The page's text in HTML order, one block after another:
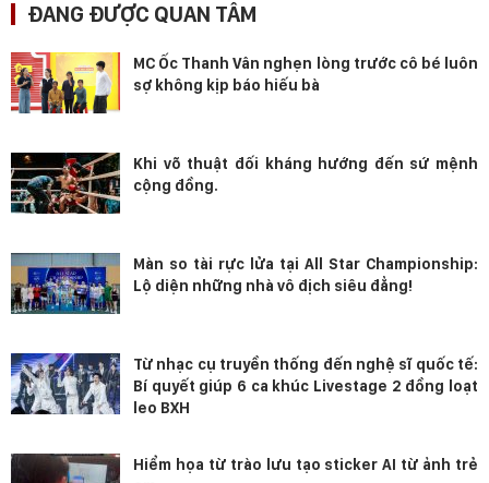
ĐANG ĐƯỢC QUAN TÂM
MC Ốc Thanh Vân nghẹn lòng trước cô bé luôn
sợ không kịp báo hiếu bà
Khi võ thuật đối kháng hướng đến sứ mệnh
cộng đồng.
Màn so tài rực lửa tại All Star Championship:
Lộ diện những nhà vô địch siêu đẳng!
Từ nhạc cụ truyền thống đến nghệ sĩ quốc tế:
Bí quyết giúp 6 ca khúc Livestage 2 đồng loạt
leo BXH
Hiểm họa từ trào lưu tạo sticker AI từ ảnh trẻ